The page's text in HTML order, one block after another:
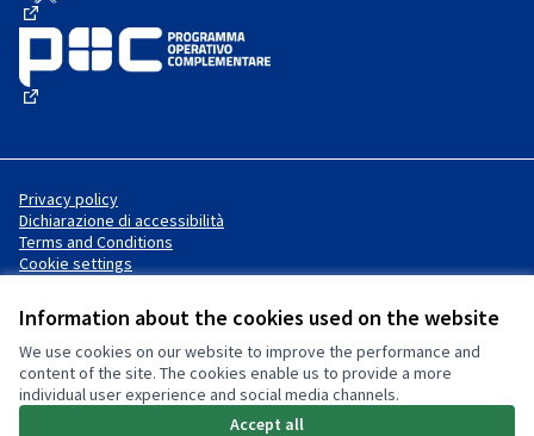
Information about the cookies used on the website
We use cookies on our website to improve the performance and
content of the site. The cookies enable us to provide a more
individual user experience and social media channels.
Accept all
(External link)
Privacy policy
Dichiarazione di accessibilità
Terms and Conditions
Cookie settings
Creative Commons License
(External link)Website made withfree software
(External link)
.